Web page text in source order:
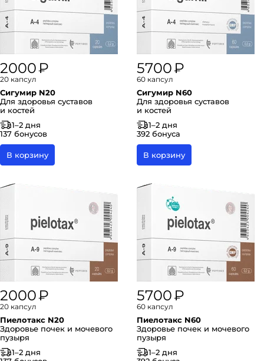
2000 ₽
20 капсул
Сигумир N20
Для здоровья суставов
и костей
1–2 дня
137 бонусов
В корзину
5700 ₽
60 капсул
Сигумир N60
Для здоровья суставов
и костей
1–2 дня
392 бонуса
В корзину
2000 ₽
20 капсул
Пиелотакс N20
Здоровье почек и мочевого
пузыря
1–2 дня
5700 ₽
60 капсул
Пиелотакс N60
Здоровье почек и мочевого
пузыря
1–2 дня